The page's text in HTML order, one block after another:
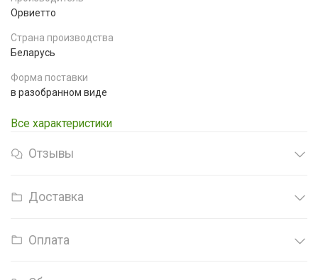
Орвиетто
Страна производства
Беларусь
Форма поставки
в разобранном виде
Все характеристики
Отзывы
Доставка
Оплата